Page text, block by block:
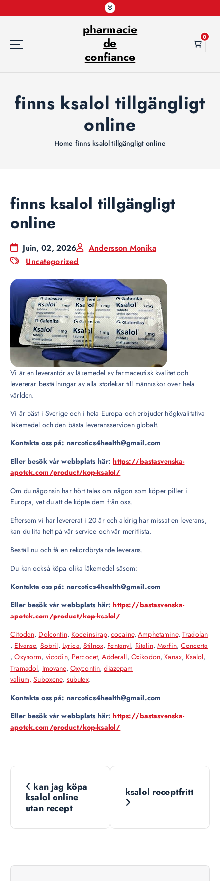
k
pharmacie
de
confiance
0
finns ksalol tillgängligt
online
Home finns ksalol tillgängligt online
finns ksalol tillgängligt
online
Juin, 02, 2026
Andersson Monika
Uncategorized
Vi är en leverantör av läkemedel av farmaceutisk kvalitet och
levererar beställningar av alla storlekar till människor över hela
världen.
Vi är bäst i Sverige och i hela Europa och erbjuder högkvalitativa
läkemedel och den bästa leveransservicen globalt.
Kontakta oss på: narcotics4health@gmail.com
Eller besök vår webbplats här:https://bastasvenska-
apotek.com/product/kop-ksalol/
Om du någonsin har hört talas om någon som köper piller i
Europa, vet du att de köpte dem från oss.
Eftersom vi har levererat i 20 år och aldrig har missat en leverans,
kan du lita helt på vår service och vår meritlista.
Beställ nu och få en rekordbrytande leverans.
Du kan också köpa olika läkemedel såsom:
Kontakta oss på: narcotics4health@gmail.com
Eller besök vår webbplats här:https://bastasvenska-
apotek.com/product/kop-ksalol/
Citodon, Dolcontin, Kodeinsirap, cocaine,Amphetamine, Tradolan
, Elvanse, Sobril, Lyrica,Stilnox, Fentanyl, Ritalin,Morfin,Concerta
,Oxynorm, vicodin, Percocet,Adderall, Oxikodon,Xanax, Ksalol,
Tramadol, Imovane, Oxycontin,diazepam
valium, Suboxone, subutex.
Kontakta oss på: narcotics4health@gmail.com
Eller besök vår webbplats här:https://bastasvenska-
apotek.com/product/kop-ksalol/
N
v
g
kan jag köpa
ksalol online
utan recept
ksalol receptfritt